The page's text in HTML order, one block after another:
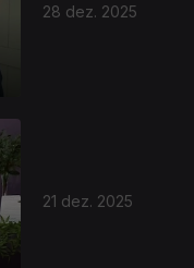
28 dez. 2025
21 dez. 2025